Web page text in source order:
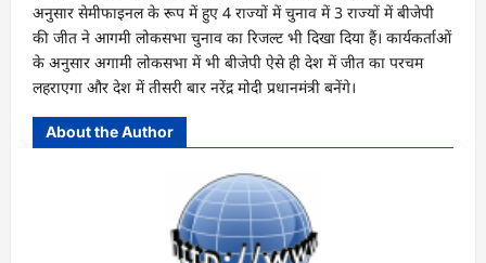
अनुसार सेमीफाइनल के रूप में हुए 4 राज्यों में चुनाव में 3 राज्यों में बीजेपी
की जीत ने आगमी लोकसभा चुनाव का रिजल्ट भी दिखा दिया हैं। कार्यकर्ताओं
के अनुसार अगामी लोकसभा में भी बीजेपी ऐसे ही देश में जीत का परचम
लहराएगा और देश में तीसरी बार नरेंद्र मोदी प्रधानमंत्री बनेंगे।
About the Author